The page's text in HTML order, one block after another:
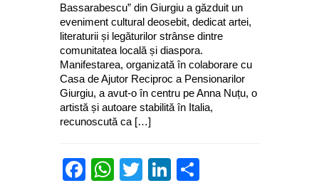
Bassarabescu” din Giurgiu a găzduit un
eveniment cultural deosebit, dedicat artei,
literaturii și legăturilor strânse dintre
comunitatea locală și diaspora.
Manifestarea, organizată în colaborare cu
Casa de Ajutor Reciproc a Pensionarilor
Giurgiu, a avut-o în centru pe Anna Nuțu, o
artistă și autoare stabilită în Italia,
recunoscută ca […]
Facebook
WhatsApp
TwitterLinkedIn